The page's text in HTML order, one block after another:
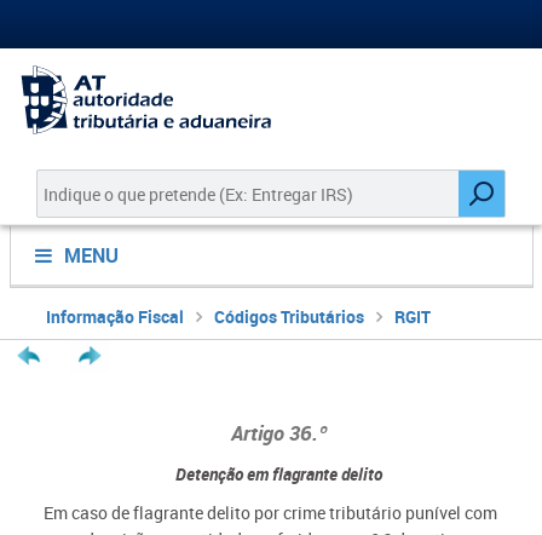
MENU
Informação Fiscal Códigos Tributários RGIT
Artigo 36.º
Detenção em flagrante delito
Em caso de flagrante delito por crime tributário punível com